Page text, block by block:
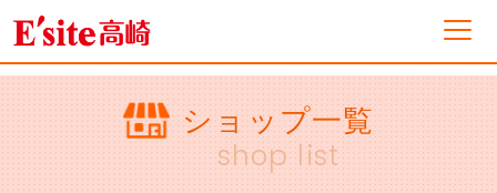
フロアガイド
ショップ一覧
ショップ一覧
shop list